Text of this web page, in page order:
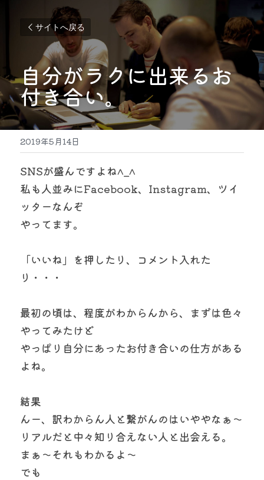
サイトへ戻る
自分がラクに出来るお
付き合い。
2019年5月14日
SNSが盛んですよね^_^
私も人並みにFacebook、Instagram、ツイ
ッターなんぞ
やってます。
「いいね」を押したり、コメント入れた
り・・・
最初の頃は、程度がわからんから、まずは色々
やってみたけど
やっぱり自分にあったお付き合いの仕方がある
よね。
結果
んー、訳わからん人と繋がんのはいややなぁ〜
リアルだと中々知り合えない人と出会える。
まぁ〜それもわかるよ〜
でも